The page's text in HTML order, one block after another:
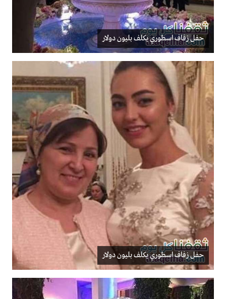
حفل زفاف اسطوري يكلف بليون دولار
حفل زفاف اسطوري يكلف بليون دولار